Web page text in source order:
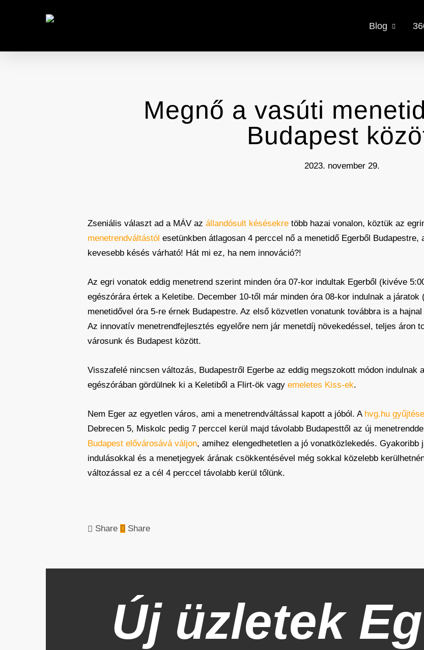
content
Blog
Megnő a vasúti
Budapest
2023. november 29.
Zseniális választ ad a MÁV az állandósult késésekre több hazai vonalon, köztük az
menetrendváltástól esetünkben átlagosan 4 perccel nő a menetidő Egerből
kevesebb késés várható! Hát mi ez, ha nem innováció?!
Az egri vonatok eddig menetrend szerint minden óra 07-kor indultak Egerből (kivéve
egészórára értek a Keletibe. December 10-től már minden óra 08-kor indulnak a
menetidővel óra 5-re érnek Budapestre. Az első közvetlen vonatunk továbbra is a
Az innovatív menetrendfejlesztés egyelőre nem jár menetdíj növekedéssel, teljes áron
városunk és Budapest között.
Visszafelé nincsen változás, Budapestről Egerbe az eddig megszokott módon indulnak
egészórában gördülnek ki a Keletiből a Flirt-ök vagy emeletes Kiss-ek.
Nem Eger az egyetlen város, ami a menetrendváltással kapott a jóból. A hvg.hu
Debrecen 5, Miskolc pedig 7 perccel kerül majd távolabb Budapesttől az új
Budapest elővárosává váljon, amihez elengedhetetlen a jó vonatközlekedés.
indulásokkal és a menetjegyek árának csökkentésével még sokkal közelebb
változással ez a cél 4 perccel távolabb kerül tőlünk.
Share Share
Új üzletek